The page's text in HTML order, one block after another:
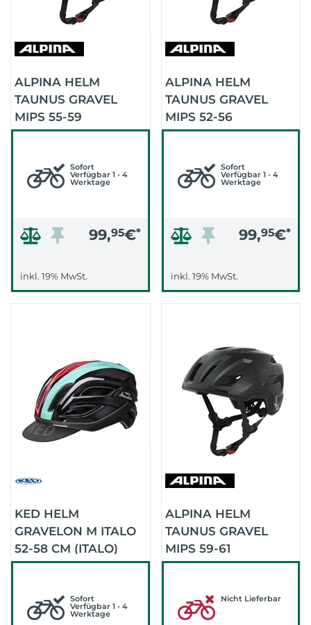
ALPINA HELM
TAUNUS GRAVEL
MIPS 55-59
(MIDNIGHT-GREY
Sofort
Verfügbar 1 - 4
Werktage
99,95€*
inkl. 19% MwSt.
ALPINA HELM
TAUNUS GRAVEL
MIPS 52-56
(MIDNIGHT-GREY
Sofort
Verfügbar 1 - 4
Werktage
99,95€*
inkl. 19% MwSt.
KED HELM
GRAVELON M ITALO
52-58 CM (ITALO)
Sofort
Verfügbar 1 - 4
Werktage
ALPINA HELM
TAUNUS GRAVEL
MIPS 59-61
(FRIEDRICH ARTIST
Nicht Lieferbar